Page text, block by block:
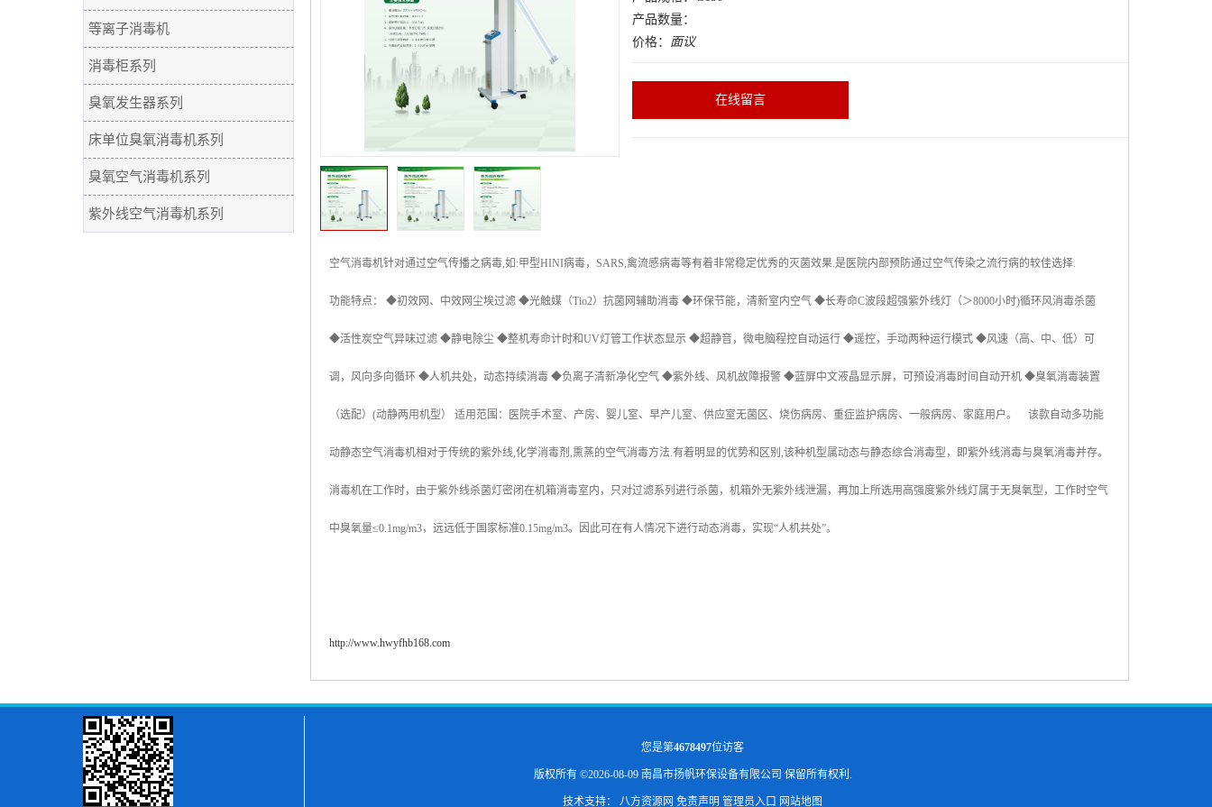
等离子消毒机
消毒柜系列
臭氧发生器系列
床单位臭氧消毒机系列
臭氧空气消毒机系列
紫外线空气消毒机系列
产品数量：
价格： 面议
在线留言
空气消毒机针对通过空气传播之病毒,如:甲型HINI病毒，SARS,禽流感病毒等有着非常稳定优秀的灭菌效果.是医院内部预防通过空气传染之流行病的较佳选择.
功能特点： ◆初效网、中效网尘埃过滤 ◆光触媒（Tio2）抗菌网辅助消毒 ◆环保节能，清新室内空气 ◆长寿命C波段超强紫外线灯（＞8000小时)循环风消毒杀菌
◆活性炭空气异味过滤 ◆静电除尘 ◆整机寿命计时和UV灯管工作状态显示 ◆超静音，微电脑程控自动运行 ◆遥控，手动两种运行模式 ◆风速（高、中、低）可
调，风向多向循环 ◆人机共处，动态持续消毒 ◆负离子清新净化空气 ◆紫外线、风机故障报警 ◆蓝屏中文液晶显示屏，可预设消毒时间自动开机 ◆臭氧消毒装置
（选配）(动静两用机型） 适用范围：医院手术室、产房、婴儿室、早产儿室、供应室无菌区、烧伤病房、重症监护病房、一般病房、家庭用户。 该款自动多功能
动静态空气消毒机相对于传统的紫外线,化学消毒剂,熏蒸的空气消毒方法.有着明显的优势和区别,该种机型属动态与静态综合消毒型，即紫外线消毒与臭氧消毒并存。
消毒机在工作时，由于紫外线杀菌灯密闭在机箱消毒室内，只对过滤系列进行杀菌，机箱外无紫外线泄漏，再加上所选用高强度紫外线灯属于无臭氧型，工作时空气
中臭氧量≤0.1mg/m3，远远低于国家标准0.15mg/m3。因此可在有人情况下进行动态消毒，实现“人机共处”。
http://www.hwyfhb168.com
您是第4678497位访客
版权所有 ©2026-08-09 南昌市扬帆环保设备有限公司 保留所有权利.
技术支持： 八方资源网 免责声明 管理员入口 网站地图